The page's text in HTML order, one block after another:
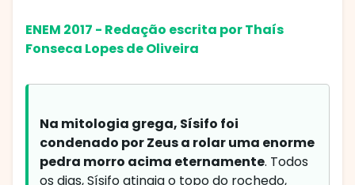
ENEM 2017 - Redação escrita por Thaís
Fonseca Lopes de Oliveira
Na mitologia grega, Sísifo foi
condenado por Zeus a rolar uma enorme
pedra morro acima eternamente. Todos
os dias, Sísifo atingia o topo do rochedo,